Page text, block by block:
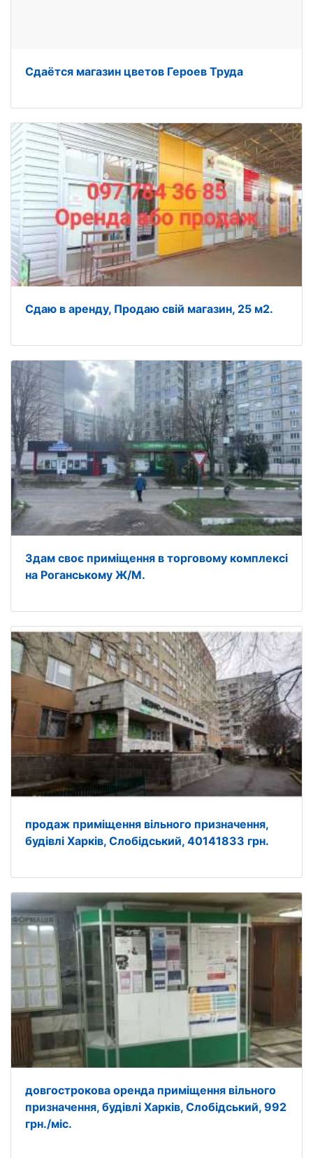
Сдаётся магазин цветов Героев Труда
Сдаю в аренду, Продаю свій магазин, 25 м2.
Здам своє приміщення в торговому комплексі
на Роганському Ж/М.
продаж приміщення вільного призначення,
будівлі Харків, Слобідський, 40141833 грн.
довгострокова оренда приміщення вільного
призначення, будівлі Харків, Слобідський, 992
грн./міс.